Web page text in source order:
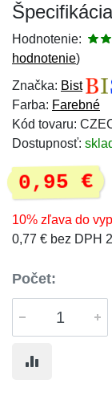
Špecifikácia
Hodnotenie:
hodnotenie)
Značka: Bist
Farba: Farebné
Kód tovaru:
Dostupnosť:
0,95 €
10% zľava do
0,77 € bez DPH
Počet: